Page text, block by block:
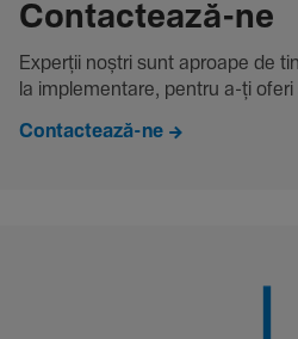
Contac­tează-ne
Experții noștri sunt aproape de
la imple­men­tare, pentru a-ți oferi
Contactează-ne